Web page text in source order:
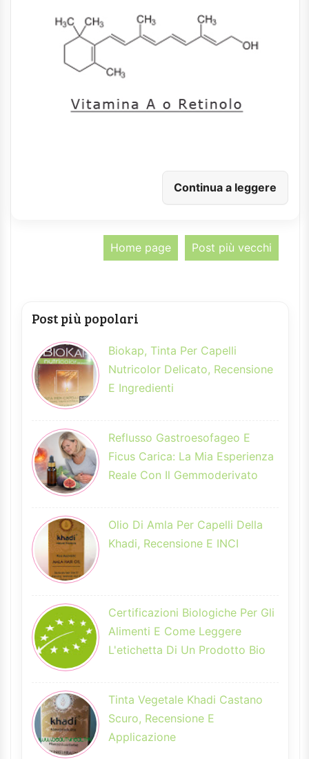
Continua a leggere
Post più vecchi
Home page
Post più popolari
Biokap, Tinta Per Capelli
Nutricolor Delicato, Recensione
E Ingredienti
Reflusso Gastroesofageo E
Ficus Carica: La Mia Esperienza
Reale Con Il Gemmoderivato
Olio Di Amla Per Capelli Della
Khadi, Recensione E INCI
Certificazioni Biologiche Per Gli
Alimenti E Come Leggere
L'etichetta Di Un Prodotto Bio
Tinta Vegetale Khadi Castano
Scuro, Recensione E
Applicazione